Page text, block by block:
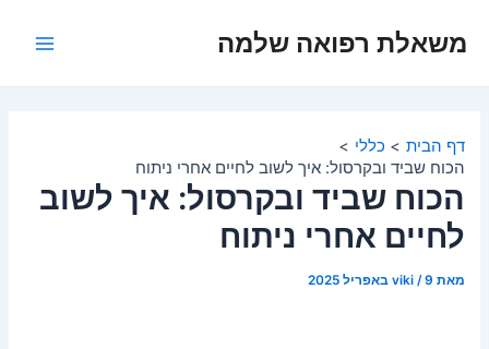
לתוכןמשאלת רפואה שלמה
דף הבית
כללי
הכוח שביד ובקרסול: איך לשוב לחיים אחרי ניתוח
הכוח שביד ובקרסול: איך לשוב
לחיים אחרי ניתוח
מאת viki /9 באפריל 2025